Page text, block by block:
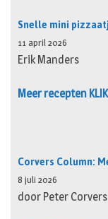
Snelle mini
11 april 2026
Erik Manders
Meer recepten KLIK
Corvers Column:
8 juli 2026
door Peter Corvers